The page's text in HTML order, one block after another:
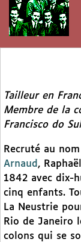
Tailleur en
Membre de la
Francisco do
Recruté au
Arnaud ,
1842 avec dix-
cinq enfants.
La Neustrie
Rio de Janeiro
colons qui se